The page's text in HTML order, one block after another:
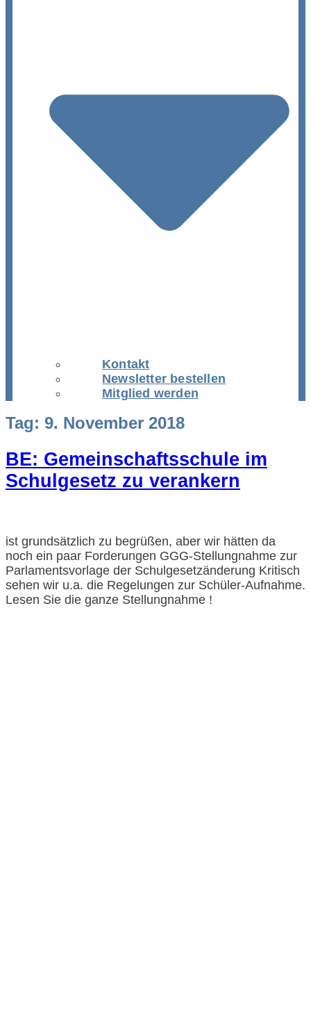
Kontakt
Newsletter bestellen
Mitglied werden
Tag: 9. November 2018
BE: Gemeinschaftsschule im
Schulgesetz zu verankern
ist grundsätzlich zu begrüßen, aber wir hätten da
noch ein paar Forderungen GGG-Stellungnahme zur
Parlamentsvorlage der Schulgesetzänderung Kritisch
sehen wir u.a. die Regelungen zur Schüler-Aufnahme.
Lesen Sie die ganze Stellungnahme !